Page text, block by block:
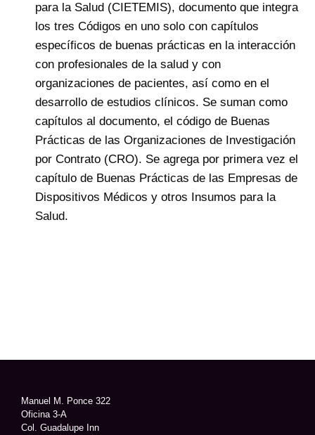
para la Salud (CIETEMIS), documento que integra
los tres Códigos en uno solo con capítulos
específicos de buenas prácticas en la interacción
con profesionales de la salud y con
organizaciones de pacientes, así como en el
desarrollo de estudios clínicos. Se suman como
capítulos al documento, el código de Buenas
Prácticas de las Organizaciones de Investigación
por Contrato (CRO). Se agrega por primera vez el
capítulo de Buenas Prácticas de las Empresas de
Dispositivos Médicos y otros Insumos para la
Salud.
Manuel M. Ponce 322
Oficina 3-A
Col. Guadalupe Inn